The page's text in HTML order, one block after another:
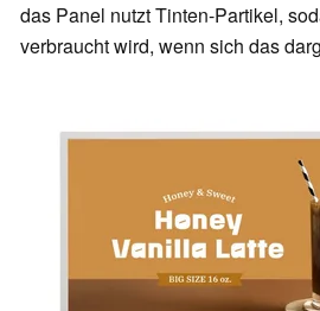
das Panel nutzt Tinten-Partikel,
verbraucht wird, wenn sich das